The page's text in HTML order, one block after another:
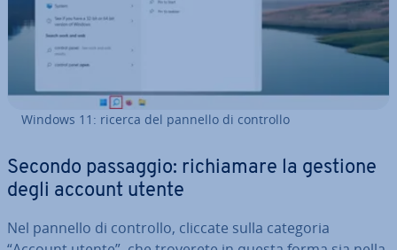
Windows 11: ricerca del pannello di controllo
Secondo passaggio: ri­chia­ma­re la gestione
degli account utente
Nel pannello di controllo, cliccate sulla categoria